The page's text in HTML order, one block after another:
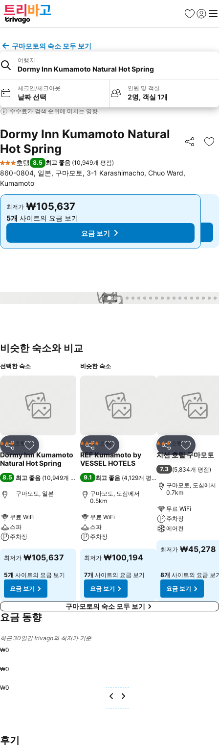
즐겨찾기
로그인
메
구마모토의 숙소 모두 보기
여행지
Dormy Inn Kumamoto Natural Hot Spring
체크인/체크아웃
날짜 선택
인원 및 객실
2명, 객실 1개
수수료가 검색 순위에 미치는 영향
Dormy Inn Kumamoto Natural
Hot Spring
공유 즐
3 성급
호텔 8.5 최고 좋음 (10,949개 평점)
860-0804, 일본, 구마모토, 3-1 Karashimacho, Chuo Ward,
Kumamoto
최저가 ₩105,637
5개 사이트의 요금 보기
요금 보기
최저가 ₩105,637
5개 사이트의 요금 보기
요금 보기
1 / 63
비슷한 숙소와 비교
선택한 숙소
공유 즐겨찾기에 추가
3 성급호텔
Dormy Inn Kumamoto
Natural Hot Spring
8.5 최고 좋음 (10,949개 평점 )
구마모토, 일본
무료 WiFi
스파
주차장
최저가 ₩105,637
5개 사이트의 요금 보기
요금 보기
비슷한 숙소
공유 즐겨찾기에 추가
4 성급 호텔
REF Kumamoto by
VESSEL HOTELS
9.1 최고 좋음 (4,129개 평점
구마모토, 도심에서
0.5km
무료 WiFi
스파
주차장
최저가 ₩100,194
7개 사이트의 요금 보기
요금 보기
공유 즐겨찾기
3 성급호텔
치선 호텔 구마모토
7.3 (5,834개 평점)
구마모토, 도심에서
0.7km
무료 WiFi
주차장
에어컨
최저가 ₩45,278
8개 사이트의 요금 보
요금 보기
구마모토의 숙소 모두 보기
요금 동향
최근 30일간 trivago의 최저가 기준
₩0
₩0
₩0
후기